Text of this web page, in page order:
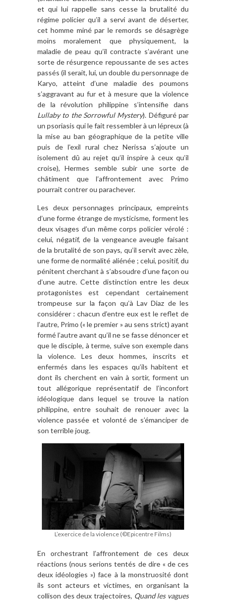
et qui lui rappelle sans cesse la brutalité du
régime policier qu’il a servi avant de déserter,
cet homme miné par le remords se désagrège
moins moralement que physiquement, la
maladie de peau qu’il contracte s’avérant une
sorte de résurgence repoussante de ses actes
passés (il serait, lui, un double du personnage de
Karyo, atteint d’une maladie des poumons
s’aggravant au fur et à mesure que la violence
de la révolution philippine s’intensifie dans
Lullaby to the Sorrowful Mystery). Défiguré par
un psoriasis qui le fait ressembler à un lépreux (à
la mise au ban géographique de la petite ville
puis de l’exil rural chez Nerissa s’ajoute un
isolement dû au rejet qu’il inspire à ceux qu’il
croise), Hermes semble subir une sorte de
châtiment que l’affrontement avec Primo
pourrait contrer ou parachever.
Les deux personnages principaux, empreints
d’une forme étrange de mysticisme, forment les
deux visages d’un même corps policier vérolé :
celui, négatif, de la vengeance aveugle faisant
de la brutalité de son pays, qu’il servit avec zèle,
une forme de normalité aliénée ; celui, positif, du
pénitent cherchant à s’absoudre d’une façon ou
d’une autre. Cette distinction entre les deux
protagonistes est cependant certainement
trompeuse sur la façon qu’à Lav Diaz de les
considérer : chacun d’entre eux est le reflet de
l’autre, Primo (« le premier » au sens strict) ayant
formé l’autre avant qu’il ne se fasse dénoncer et
que le disciple, à terme, suive son exemple dans
la violence. Les deux hommes, inscrits et
enfermés dans les espaces qu’ils habitent et
dont ils cherchent en vain à sortir, forment un
tout allégorique représentatif de l’inconfort
idéologique dans lequel se trouve la nation
philippine, entre souhait de renouer avec la
violence passée et volonté de s’émanciper de
son terrible joug.
L’exercice de la violence (©Epicentre Films)
En orchestrant l’affrontement de ces deux
réactions (nous serions tentés de dire « de ces
deux idéologies ») face à la monstruosité dont
ils sont acteurs et victimes, en organisant la
collison des deux trajectoires, Quand les vagues